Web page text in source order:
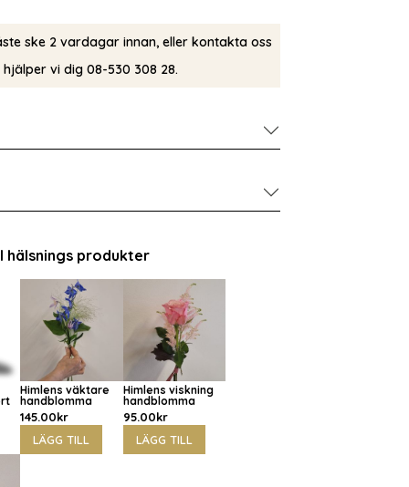
ske 2 vardagar innan, eller kontakta oss
vi dig 08-530 308 28.
hälsnings produkter
Himlens väktare
handblomma
145.00kr
LÄGG TILL
Himlens viskning
handblomma
95.00kr
LÄGG TILL